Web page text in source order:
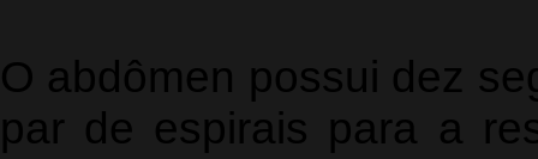
O abdômen possui dez
par de espirais para a